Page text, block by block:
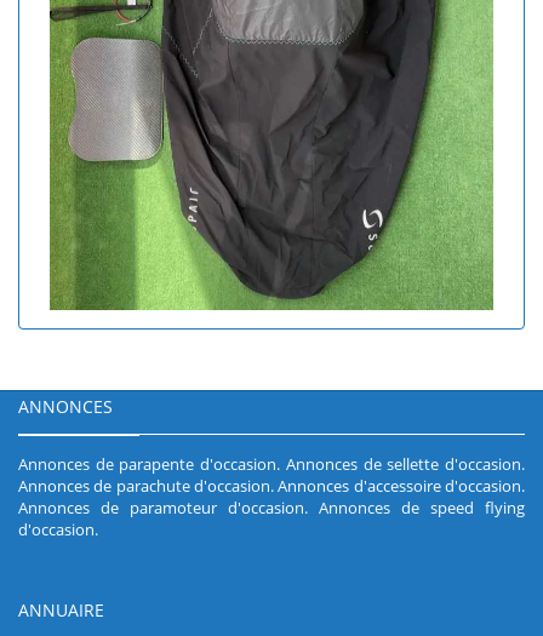
ANNONCES
Annonces de parapente d'occasion. Annonces de sellette d'occasion.
Annonces de parachute d'occasion.Annonces d'accessoire d'occasion.
Annonces de paramoteur d'occasion. Annonces de speed flying
d'occasion.
ANNUAIRE